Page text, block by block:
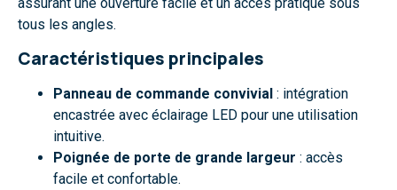
tous les angles.
Caractéristiques principales
Panneau de commande convivial : intégration
encastrée avec éclairage LED pour une utilisation
intuitive.
Poignée de porte de grande largeur : accès
facile et confortable.